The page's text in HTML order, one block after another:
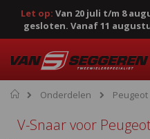
Let op: Van 20 juli t/m 8
gesloten. Vanaf 11
naar
de
inhoud
Home
Onderdelen Peugeot
V-Snaar voor